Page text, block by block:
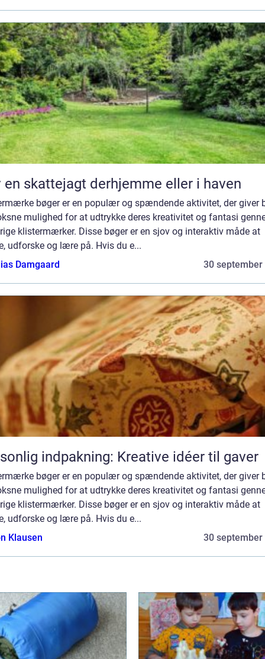
en skattejagt derhjemme eller i haven
bøger er en populær og spændende aktivitet, der giver
mulighed for at udtrykke deres kreativitet og fantasi
klistermærker. Disse bøger er en sjov og interaktiv måde at
udforske og lære på. Hvis du e...
Damgaard
30 september
indpakning: Kreative idéer til gaver
bøger er en populær og spændende aktivitet, der giver
mulighed for at udtrykke deres kreativitet og fantasi
klistermærker. Disse bøger er en sjov og interaktiv måde at
udforske og lære på. Hvis du e...
Klausen
30 september